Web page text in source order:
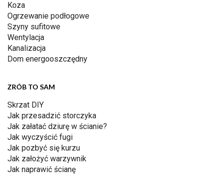
Koza
Ogrzewanie podłogowe
Szyny sufitowe
Wentylacja
Kanalizacja
Dom energooszczędny
ZRÓB TO SAM
Skrzat DIY
Jak przesadzić storczyka
Jak załatać dziurę w ścianie?
Jak wyczyścić fugi
Jak pozbyć się kurzu
Jak założyć warzywnik
Jak naprawić ścianę